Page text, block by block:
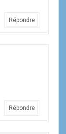
Répondre
Répondre